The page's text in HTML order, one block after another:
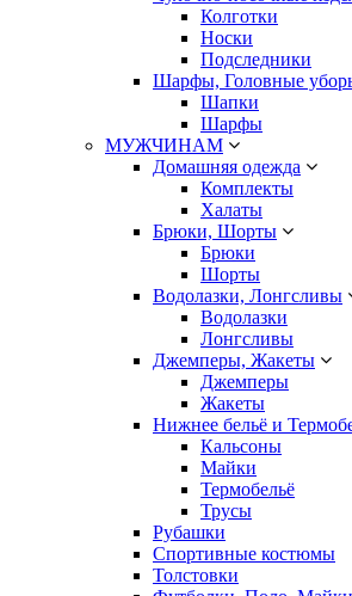
Колготки
Носки
Подследники
Шарфы, Головные
Шапки
Шарфы
МУЖЧИНАМ
Домашняя одежда
Комплекты
Халаты
Брюки, Шорты
Брюки
Шорты
Водолазки, Лонгсливы
Водолазки
Лонгсливы
Джемперы, Жакеты
Джемперы
Жакеты
Нижнее бельё и
Кальсоны
Майки
Термобельё
Трусы
Рубашки
Спортивные костюмы
Толстовки